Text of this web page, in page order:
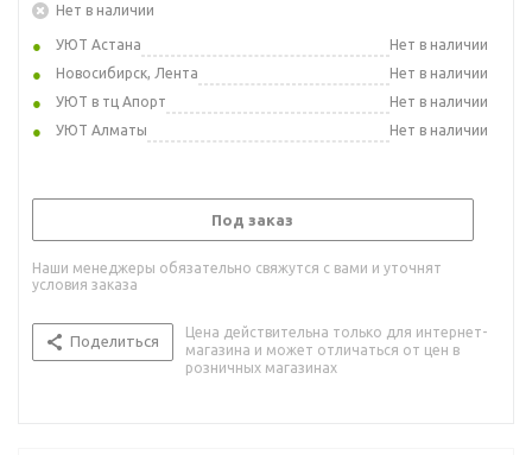
Нет в наличии
УЮТ Астана
Нет в наличии
Новосибирск, Лента
Нет в наличии
УЮТ в тц Апорт
Нет в наличии
УЮТ Алматы
Нет в наличии
Под заказ
Наши менеджеры обязательно свяжутся с вами и уточнят
условия заказа
Поделиться
Цена действительна только для интернет-
магазина и может отличаться от цен в
розничных магазинах